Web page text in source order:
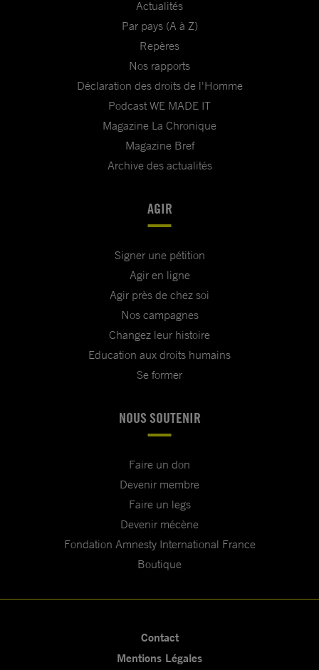
Actualités
Par pays (A à Z)
Repères
Nos rapports
Déclaration des droits de l'Homme
Podcast WE MADE IT
Magazine La Chronique
Magazine Bref
Archive des actualités
AGIR
Signer une pétition
Agir en ligne
Agir près de chez soi
Nos campagnes
Changez leur histoire
Education aux droits humains
Se former
NOUS SOUTENIR
Faire un don
Devenir membre
Faire un legs
Devenir mécène
Fondation Amnesty International France
Boutique
Contact
Mentions Légales